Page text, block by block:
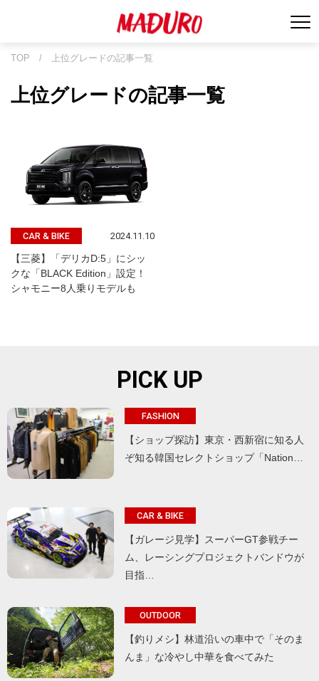
TOP / 上位グレードの記事一覧
上位グレードの記事一覧
CAR & BIKE 2024.11.10
【三菱】「デリカD:5」にシッ
クな「BLACK Edition」設定！
シャモニー8人乗りモデルも
PICK UP
FASHION
【ショップ探訪】東京・西新宿に知る人
ぞ知る韓国セレクトショップ「Nation…
CAR & BIKE
【ガレージ見学】スーパーGT参戦チー
ム、レーシングプロジェクトバンドウが
目指…
OUTDOOR
【釣りメシ】林道沿いの車中で「そのま
んま」な冷やし中華を食べてみた